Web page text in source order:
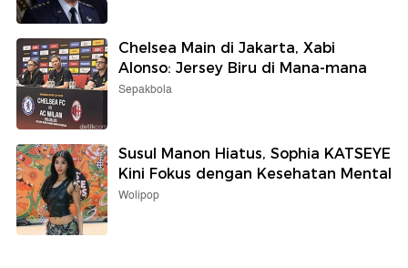
Chelsea Main di Jakarta, Xabi
Alonso: Jersey Biru di Mana-mana
Sepakbola
Susul Manon Hiatus, Sophia KATSEYE
Kini Fokus dengan Kesehatan Mental
Wolipop